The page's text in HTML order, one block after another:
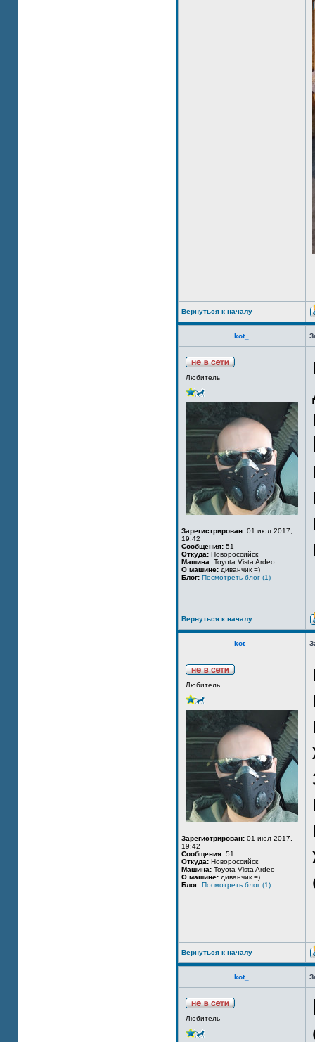
Вернуться к началу
kot_
Любитель
Зарегистрирован: 01 июл 2017,
19:42
Сообщения: 51
Откуда: Новороссийск
Машина: Toyota Vista Ardeo
О машине: диванчик =)
Блог: Посмотреть блог (1)
Вернуться к началу
kot_
Любитель
Зарегистрирован: 01 июл 2017,
19:42
Сообщения: 51
Откуда: Новороссийск
Машина: Toyota Vista Ardeo
О машине: диванчик =)
Блог: Посмотреть блог (1)
Вернуться к началу
kot_
Любитель